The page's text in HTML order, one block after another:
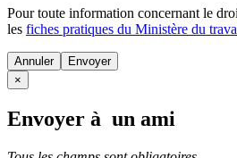
Pour toute information concernant le
les fiches pratiques du Ministère du
Annuler
×
Envoyer à un ami